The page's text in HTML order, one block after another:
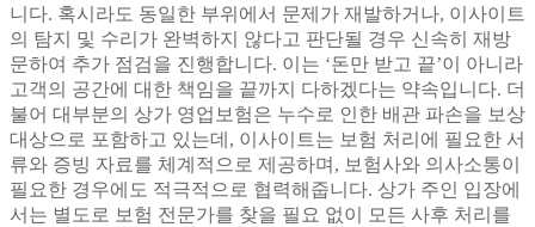
니다. 혹시라도 동일한 부위에서 문제가 재발하거나, 이사이트
의 탐지 및 수리가 완벽하지 않다고 판단될 경우 신속히 재방
문하여 추가 점검을 진행합니다. 이는 ‘돈만 받고 끝’이 아니라
고객의 공간에 대한 책임을 끝까지 다하겠다는 약속입니다. 더
불어 대부분의 상가 영업보험은 누수로 인한 배관 파손을 보상
대상으로 포함하고 있는데, 이사이트는 보험 처리에 필요한 서
류와 증빙 자료를 체계적으로 제공하며, 보험사와 의사소통이
필요한 경우에도 적극적으로 협력해줍니다. 상가 주인 입장에
서는 별도로 보험 전문가를 찾을 필요 없이 모든 사후 처리를